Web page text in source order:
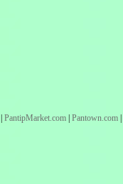
PantipMarket.com| Pantown.com|